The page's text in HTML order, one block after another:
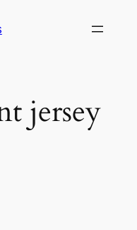
jersey